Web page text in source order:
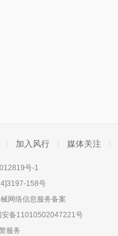
加入风行 媒体关注
号-1
158号
网络信息服务备案
安备11010502047221号
服务